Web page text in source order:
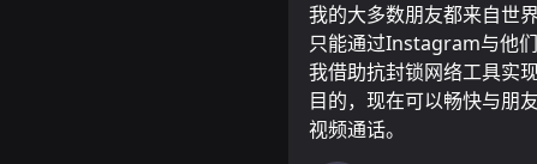
我的大多数朋友都来自世界
只能通过Instagram与他们
我借助抗封锁网络工具实
目的，现在可以畅快与朋
视频通话。